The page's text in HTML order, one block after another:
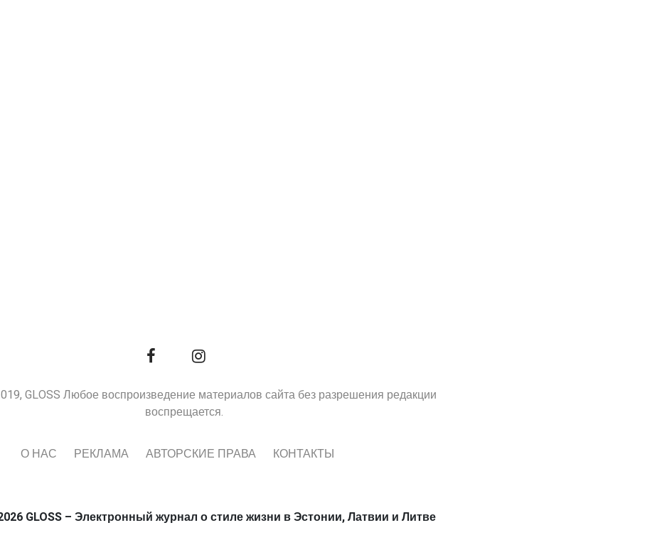
GLOSS Любое воспроизведение материалов сайта без разрешения редакции
воспрещается.
О НАС РЕКЛАМА АВТОРСКИЕ ПРАВА КОНТАКТЫ
GLOSS – Электронный журнал о стиле жизни в Эстонии, Латвии и Литве